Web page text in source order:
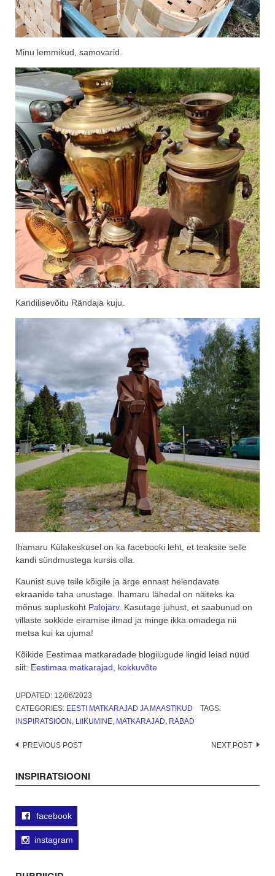
Minu lemmikud, samovarid.
Kandilisevõitu Rändaja kuju.
Ihamaru Külakeskusel on ka facebooki leht, et teaksite selle
kandi sündmustega kursis olla.
Kaunist suve teile kõigile ja ärge ennast helendavate
ekraanide taha unustage. Ihamaru lähedal on näiteks ka
mõnus supluskoht Palojärv. Kasutage juhust, et saabunud on
villaste sokkide eiramise ilmad ja minge ikka omadega nii
metsa kui ka ujuma!
Kõikide Eestimaa matkaradade blogilugude lingid leiad nüüd
siit: Eestimaa matkarajad, kokkuvõte
UPDATED: 12/06/2023
CATEGORIES: EESTI MATKARAJAD JA MAASTIKUD
TAGS:
INSPIRATSIOON , LIIKUMINE, MATKARAJAD, RABAD
Post
PREVIOUS POST NEXT POST
INSPIRATSIOONI
facebook
instagram